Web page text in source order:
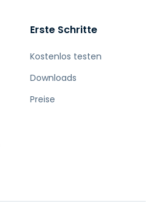
Erste Schritte
Kostenlos testen
Downloads
Preise